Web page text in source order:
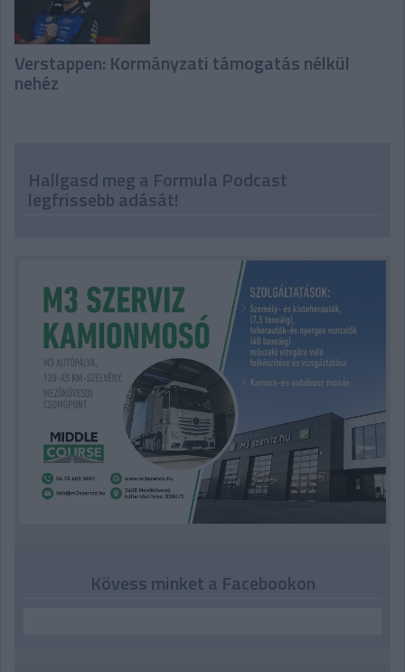
Verstappen: Kormányzati támogatás nélkül
nehéz
Hallgasd meg a Formula Podcast
legfrissebb adását!
Kövess minket a Facebookon